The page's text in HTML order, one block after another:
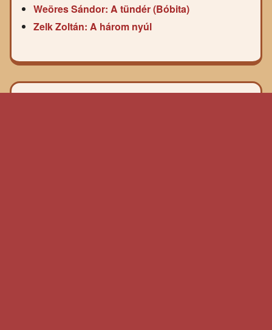
Weöres Sándor: A tündér (Bóbita)
Zelk Zoltán: A három nyúl